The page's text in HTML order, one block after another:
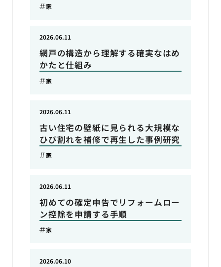
家
網戸の構造から理解する確実なはめ
かたと仕組み
2026.06.11
家
古い住宅の壁紙に見られる大規模な
ひび割れを補修で再生した事例研究
2026.06.11
家
初めての確定申告でリフォームロー
ン控除を申請する手順
2026.06.11
家
2026.06.10